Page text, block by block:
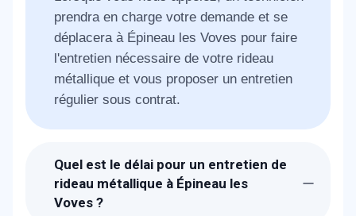
prendra en charge votre demande et se
déplacera à Épineau les Voves pour faire
l'entretien nécessaire de votre rideau
métallique et vous proposer un entretien
régulier sous contrat.
Quel est le délai pour un entretien de
rideau métallique à Épineau les
Voves ?